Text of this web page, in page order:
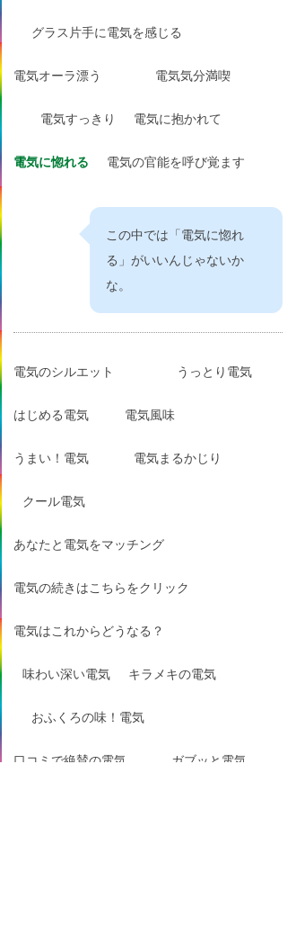
グラス片手に電気を感じる
電気オーラ漂う 電気気分満喫
電気すっきり 電気に抱かれて
電気に惚れる 電気の官能を呼び覚ます
この中では「電気に惚れ
る」がいいんじゃないか
な。
電気のシルエット うっとり電気
はじめる電気 電気風味
うまい！電気 電気まるかじり
クール電気
あなたと電気をマッチング
電気の続きはこちらをクリック
電気はこれからどうなる？
味わい深い電気 キラメキの電気
おふくろの味！電気
口コミで絶賛の電気 ガブッと電気